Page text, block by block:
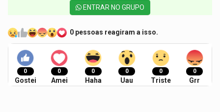
ENTRAR NO GRUPO
0 pessoas reagiram a isso.
0
Gostei
0
Amei
0
Haha
0
Uau
0
Triste
0
Grr